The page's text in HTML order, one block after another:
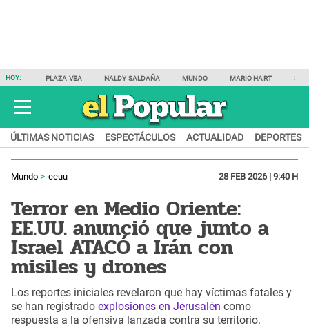
HOY: PLAZA VEA NALDY SALDAÑA MUNDO MARIO HART
ÚLTIMAS NOTICIAS ESPECTÁCULOS ACTUALIDAD DEPORTES
Mundo eeuu 28 FEB 2026 | 9:40 H
Terror en Medio Oriente:
EE.UU. anunció que junto a
Israel ATACÓ a Irán con
misiles y drones
Los reportes iniciales revelaron que hay víctimas fatales y
se han registrado explosiones en Jerusalén como
respuesta a la ofensiva lanzada contra su territorio.